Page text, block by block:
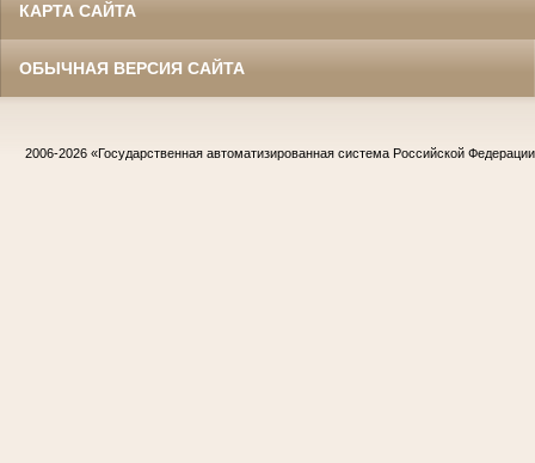
КАРТА САЙТА
ОБЫЧНАЯ ВЕРСИЯ САЙТА
2006-2026 «Государственная автоматизированная система Российской